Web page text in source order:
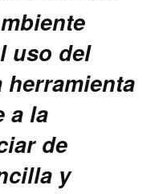
uso del
herramienta
a la
de
y